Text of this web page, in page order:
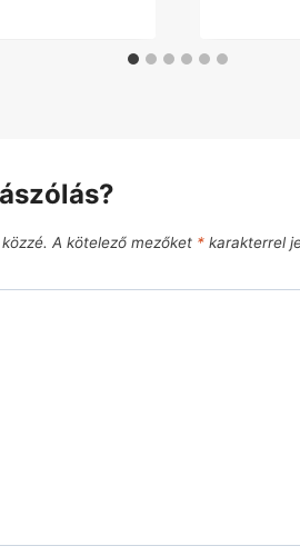
A kötelező mezőket * karakterrel